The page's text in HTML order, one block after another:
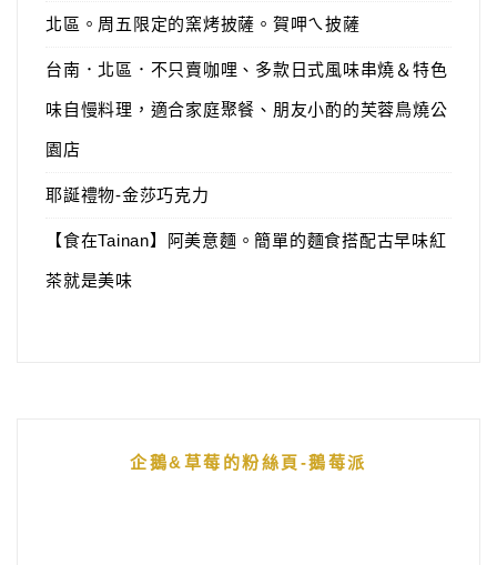
北區。周五限定的窯烤披薩。賀呷ㄟ披薩
台南．北區．不只賣咖哩、多款日式風味串燒＆特色
味自慢料理，適合家庭聚餐、朋友小酌的芙蓉鳥燒公
園店
耶誕禮物-金莎巧克力
【食在Tainan】阿美意麵。簡單的麵食搭配古早味紅
茶就是美味
企鵝&草莓的粉絲頁-鵝莓派